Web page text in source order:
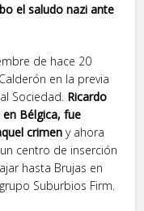
el saludo nazi ante
de hace 20
en la previa
Sociedad. Ricardo
Bélgica, fue
crimeny ahora
centro de inserción
hasta Brujas en
Suburbios Firm.